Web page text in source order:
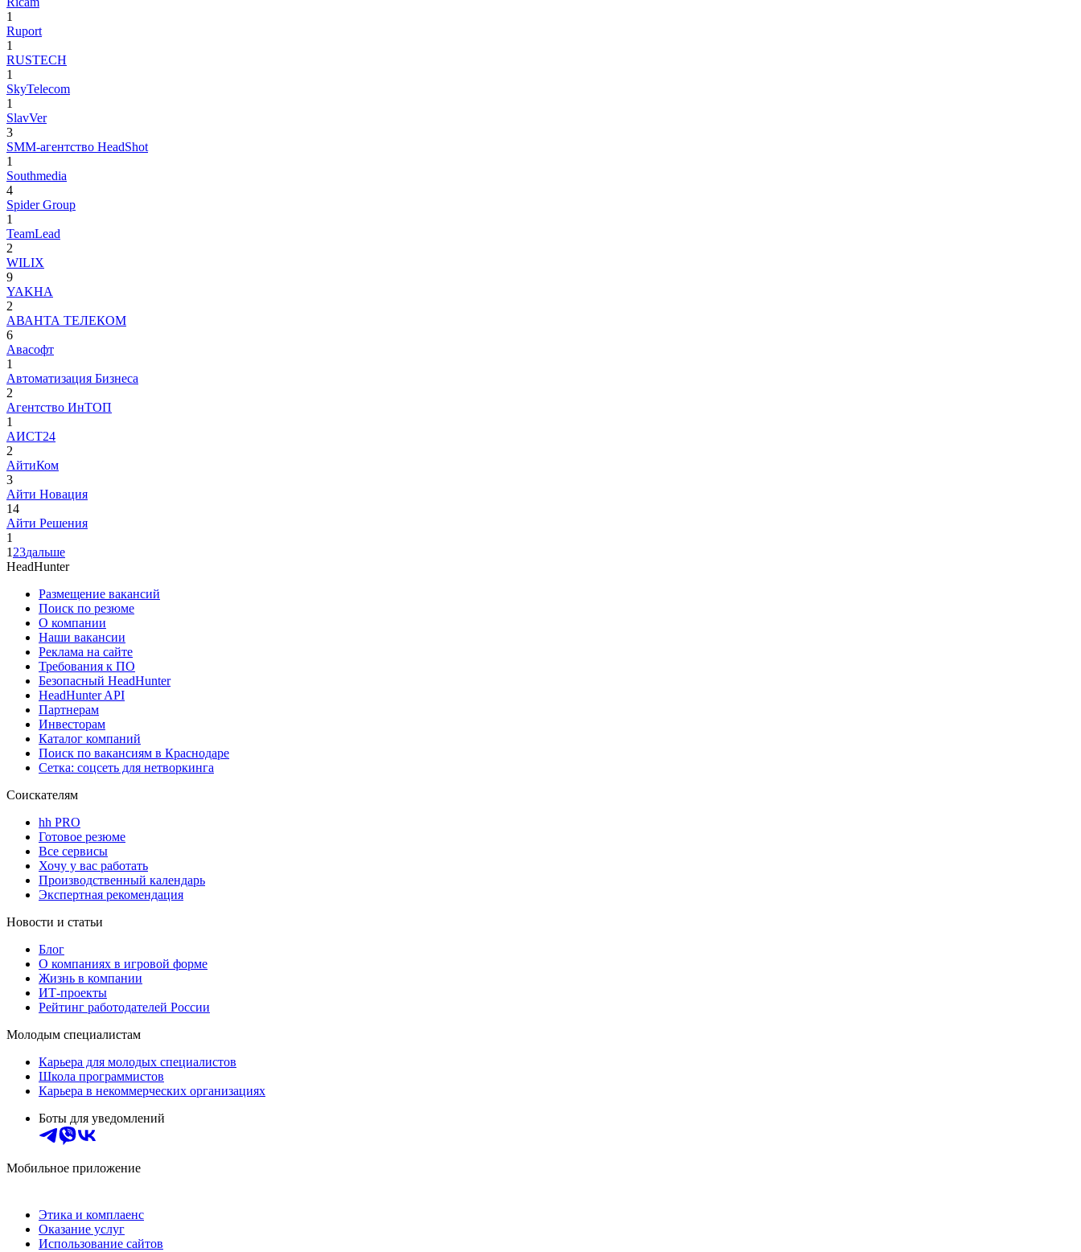
1
Ruport
1
RUSTECH
1
SkyTelecom
1
SlavVer
3
SMM-агентство HeadShot
1
Southmedia
4
Spider Group
1
TeamLead
2
WILIX
9
YAKHA
2
АВАНТА ТЕЛЕКОМ
6
Авасофт
1
Автоматизация Бизнеса
2
Агентство ИнТОП
1
АИСТ24
2
АйтиКом
3
Айти Новация
14
Айти Решения
1
1 23дальше
HeadHunter
Размещение вакансий
Поиск по резюме
О компании
Наши вакансии
Реклама на сайте
Требования к ПО
Безопасный HeadHunter
HeadHunter API
Партнерам
Инвесторам
Каталог компаний
Поиск по вакансиям в Краснодаре
Сетка: соцсеть для нетворкинга
Соискателям
hh PRO
Готовое резюме
Все сервисы
Хочу у вас работать
Производственный календарь
Экспертная рекомендация
Новости и статьи
Блог
О компаниях в игровой форме
Жизнь в компании
ИТ-проекты
Рейтинг работодателей России
Молодым специалистам
Карьера для молодых специалистов
Школа программистов
Карьера в некоммерческих организациях
Боты для уведомлений
Мобильное приложение
Этика и комплаенс
Оказание услуг
Использование сайтов